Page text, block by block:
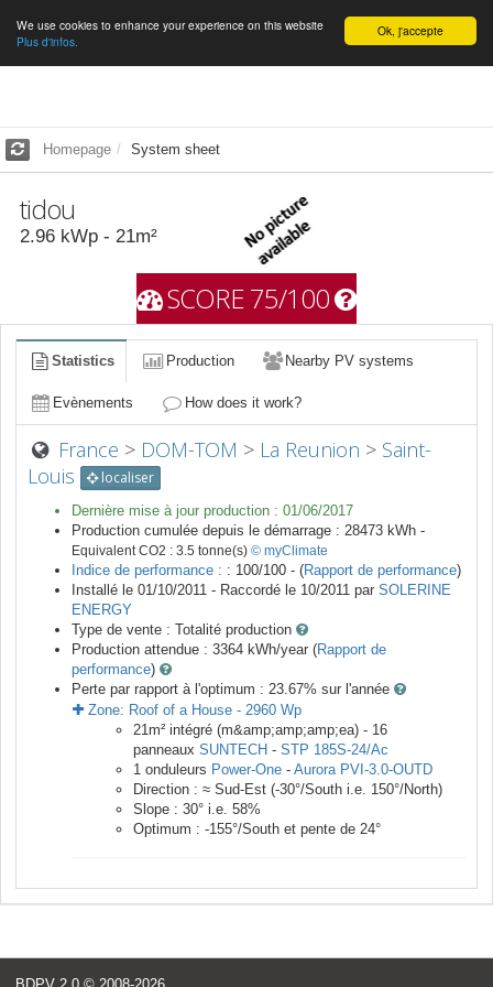
English Ok, j'accepte
We use cookies to enhance your experience on this website
Plus d'infos.
Homepage System sheet
tidou
2.96 kWp - 21m²
SCORE 75/100
Statistics Production Nearby PV systems
Evènements How does it work?
France > DOM-TOM > La Reunion > Saint-
Louis
localiser
Dernière mise à jour production : 01/06/2017
Production cumulée depuis le démarrage : 28473 kWh -
Equivalent CO2 : 3.5 tonne(s) © myClimate
Indice de performance : : 100/100 - (Rapport de performance)
Installé le 01/10/2011 - Raccordé le 10/2011 par SOLERINE
ENERGY
Type de vente : Totalité production
Production attendue : 3364 kWh/year (Rapport de
performance)
Perte par rapport à l'optimum : 23.67% sur l'année
Zone: Roof of a House - 2960 Wp
21m² intégré (m&amp;amp;amp;ea) - 16
panneaux SUNTECH - STP 185S-24/Ac
1 onduleurs Power-One - Aurora PVI-3.0-OUTD
Direction : ≈ Sud-Est (-30°/South i.e. 150°/North)
Slope : 30° i.e. 58%
Optimum : -155°/South et pente de 24°